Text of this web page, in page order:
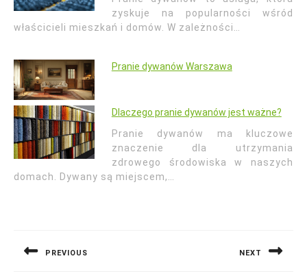
zyskuje na popularności wśród
właścicieli mieszkań i domów. W zależności…
Pranie dywanów Warszawa
Dlaczego pranie dywanów jest ważne?
Pranie dywanów ma kluczowe
znaczenie dla utrzymania
zdrowego środowiska w naszych
domach. Dywany są miejscem,…
PREVIOUS NEXT